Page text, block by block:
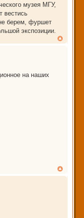
музея МГУ,
вестись
берем, фуршет
экспозиции.
на наших